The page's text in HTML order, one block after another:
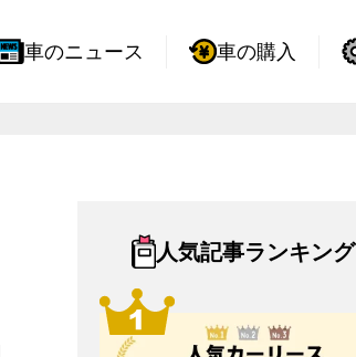
車のニュース 車の購入
人気記事ランキング